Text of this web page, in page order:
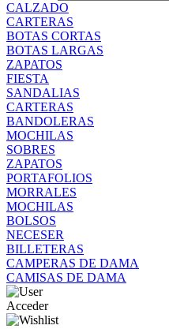
CALZADO
CARTERAS
BOTAS CORTAS
BOTAS LARGAS
ZAPATOS
FIESTA
SANDALIAS
CARTERAS
BANDOLERAS
MOCHILAS
SOBRES
ZAPATOS
PORTAFOLIOS
MORRALES
MOCHILAS
BOLSOS
NECESER
BILLETERAS
CAMPERAS DE DAMA
CAMISAS DE DAMA
Acceder